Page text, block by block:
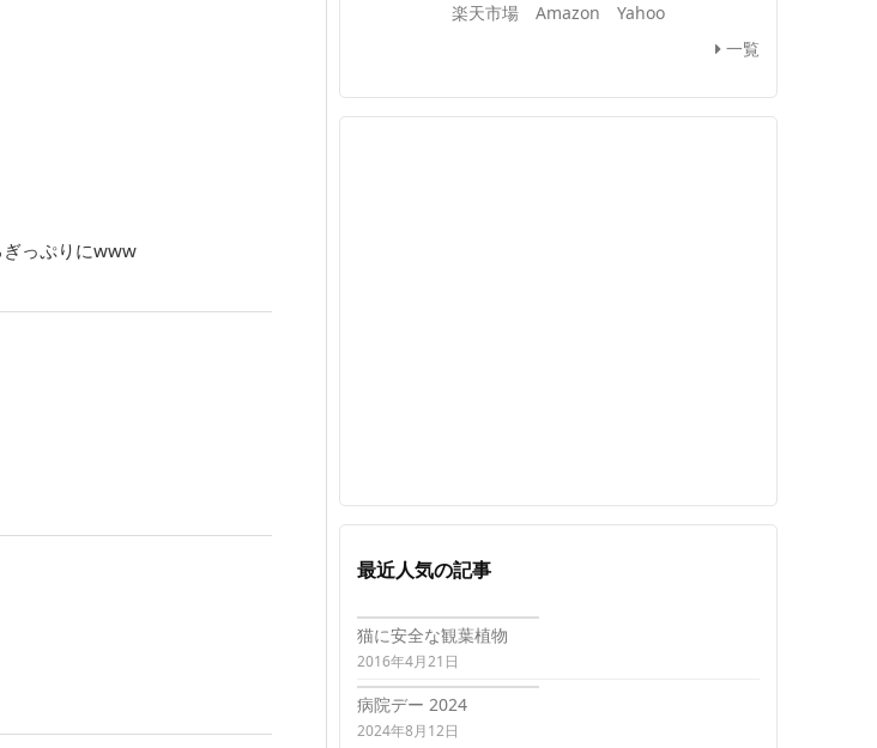
っぷりにwww
楽天市場 Amazon
Yahoo
一覧
最近人気の記事
猫に安全な観葉植物
2016年4月21日
病院デー 2024
2024年8月12日